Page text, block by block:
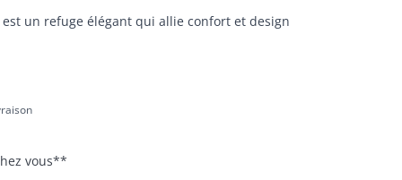
est un refuge élégant qui allie confort et design
vous**